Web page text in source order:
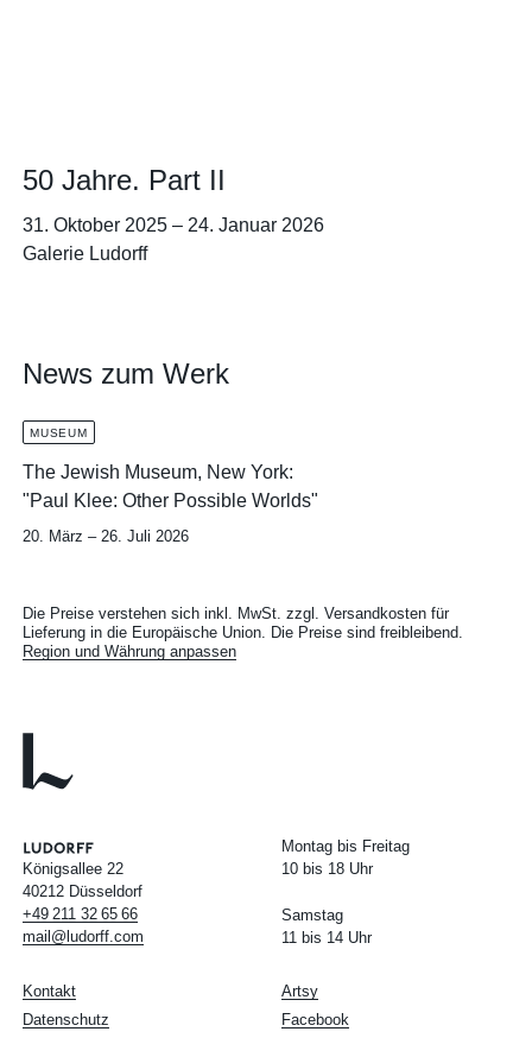
50 Jahre. Part II
31. Oktober 2025– 24. Januar 2026
Galerie Ludorff
News zum Werk
MUSEUM
The Jewish Museum, New York:
"Paul Klee: Other Possible Worlds"
20. März – 26. Juli 2026
Die Preise verstehen sich inkl. MwSt. zzgl. Versandkosten für
Lieferung in die Europäische Union. Die Preise sind freibleibend.
Region und Währung anpassen
Königsallee 22
40212 Düsseldorf
+49 211 32 65 66
mail@ludorff.com
Montag bis Freitag
10 bis 18 Uhr
Samstag
11 bis 14 Uhr
Artsy
Facebook
Kontakt
Datenschutz